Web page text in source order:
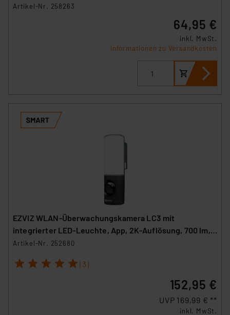
Artikel-Nr. 258263
64,95 €
inkl. MwSt.
Informationen zu Versandkosten
EZVIZ WLAN-Überwachungskamera LC3 mit
integrierter LED-Leuchte, App, 2K-Auflösung, 700 lm,
IP65
Artikel-Nr. 252680
1 2 3 4 5 (3)
152,95 €
UVP 169,99 € **
inkl. MwSt.